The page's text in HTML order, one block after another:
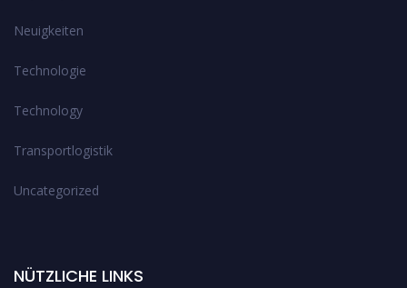
Neuigkeiten
Technologie
Technology
Transportlogistik
Uncategorized
NÜTZLICHE LINKS